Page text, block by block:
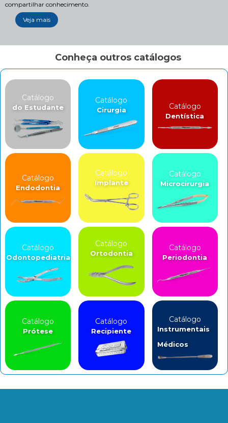
compartilhar conhecimento.
Veja mais
Conheça outros catálogos
Catálogo
do Estudante
Catálogo
Cirurgia Catálogo
Dentística
Catálogo
Endodontia
Catálogo
Implante
Catálogo
Microcirurgia
Catálogo
Odontopediatria
Catálogo
Ortodontia
Catálogo
Periodontia
Catálogo
Prótese
Catálogo
Recipiente
Catálogo
Instrumentais
Médicos